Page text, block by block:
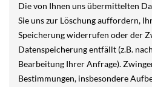
Die von Ihnen uns übermittelten
Sie uns zur Löschung auffordern,
Speicherung widerrufen oder der
Datenspeicherung entfällt (z.B.
Bearbeitung Ihrer Anfrage).
Bestimmungen, insbesondere